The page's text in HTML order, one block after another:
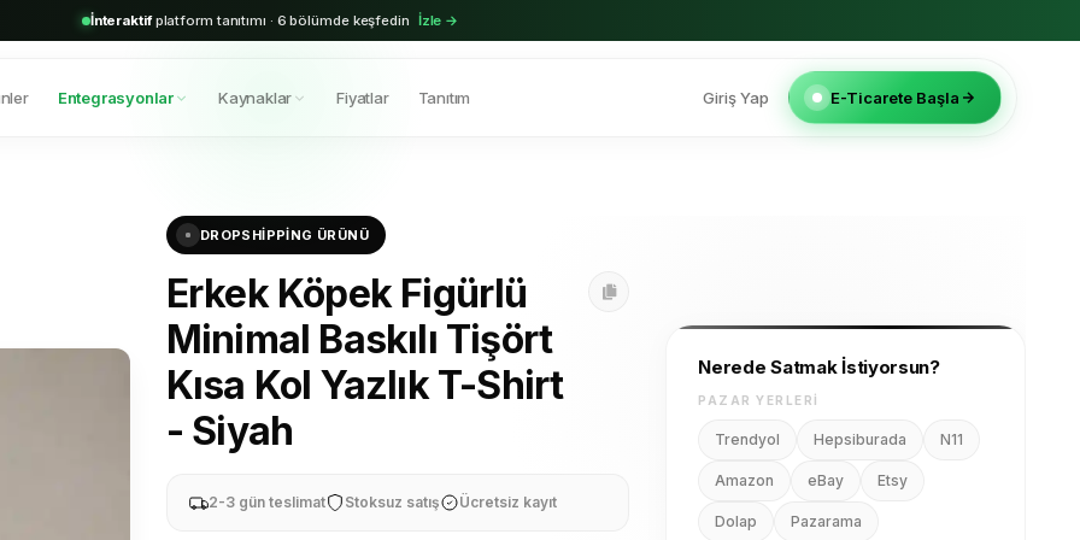
aktif bayi · Shopify & Trendyol entegrasyonu hazır Hemen başla →
Entegrasyonlar Kaynaklar Fiyatlar Tanıtım Giriş Yap E-Ticarete Başla
DROPSHIPPING ÜRÜNÜ
Erkek Köpek Figürlü
Minimal Baskılı Tişört
Kısa Kol Yazlık T-Shirt
- Siyah
2-3 gün teslimat Stoksuz satış Ücretsiz kayıt
Nerede Satmak İstiyorsun?
PAZAR YERLERI
Trendyol Hepsiburada N11
Amazon eBay Etsy
Dolap Pazarama